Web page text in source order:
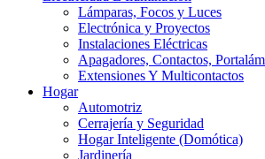
Lámparas, Focos y Luces
Electrónica y Proyectos
Instalaciones Eléctricas
Apagadores, Contactos,
Extensiones Y Multicontactos
Hogar
Automotriz
Cerrajería y Seguridad
Hogar Inteligente (Domótica)
Jardinería